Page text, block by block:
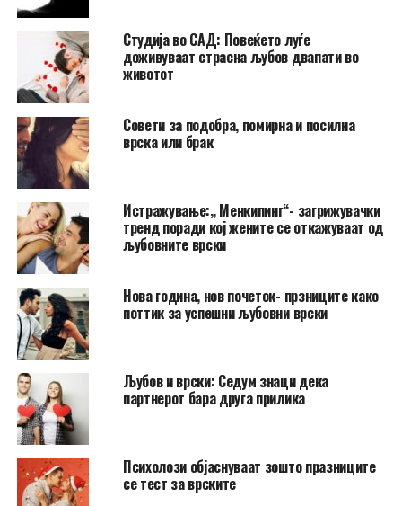
Студија во САД: Повеќето луѓе
доживуваат страсна љубов двапати во
животот
Совети за подобра, помирна и посилна
врска или брак
Истражување:„ Менкипинг“- загрижувачки
тренд поради кој жените се откажуваат од
љубовните врски
Нова година, нов почеток- прзниците како
поттик за успешни љубовни врски
Љубов и врски: Седум знаци дека
партнерот бара друга прилика
Психолози објаснуваат зошто празниците
се тест за врските